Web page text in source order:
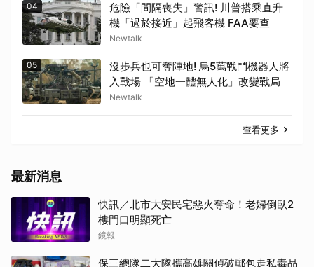
04
危險「間隔喪失」警訊! 川普搭乘直升
機「過於接近」起飛客機 FAA要查
Newtalk
05
沒步兵也可奪陣地! 烏5萬戰鬥機器人將
入戰場 「空地一體無人化」改變戰局
Newtalk
查看更多
最新消息
快訊／北市大安民宅惡火奪命！老婦倒臥2
樓門口明顯死亡
鏡報
保三總隊二大隊攜高雄關偵破郵包走私毒品